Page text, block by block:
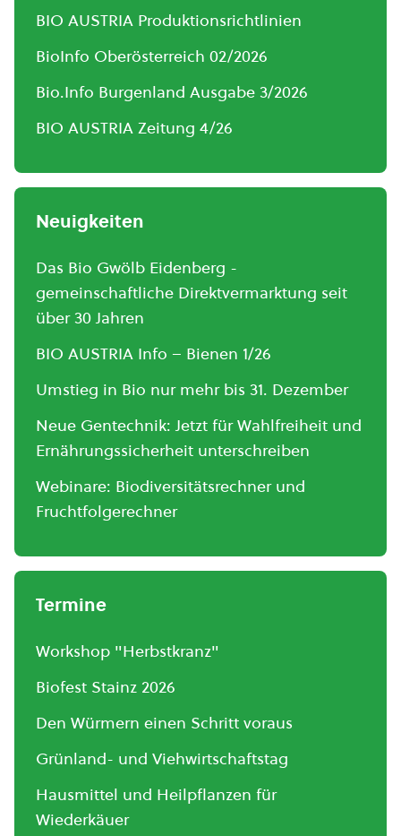
BIO AUSTRIA Produktionsrichtlinien
BioInfo Oberösterreich 02/2026
Bio.Info Burgenland Ausgabe 3/2026
BIO AUSTRIA Zeitung 4/26
Neuigkeiten
Das Bio Gwölb Eidenberg -
gemeinschaftliche Direktvermarktung seit
über 30 Jahren
BIO AUSTRIA Info – Bienen 1/26
Umstieg in Bio nur mehr bis 31. Dezember
Neue Gentechnik: Jetzt für Wahlfreiheit und
Ernährungssicherheit unterschreiben
Webinare: Biodiversitätsrechner und
Fruchtfolgerechner
Termine
Workshop "Herbstkranz"
Biofest Stainz 2026
Den Würmern einen Schritt voraus
Grünland- und Viehwirtschaftstag
Hausmittel und Heilpflanzen für
Wiederkäuer